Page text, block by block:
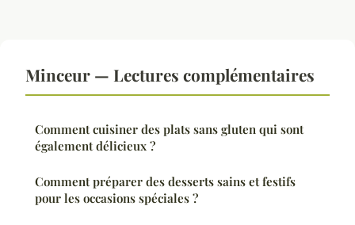
Minceur — Lectures complémentaires
Comment cuisiner des plats sans gluten qui sont
également délicieux ?
Comment préparer des desserts sains et festifs
pour les occasions spéciales ?